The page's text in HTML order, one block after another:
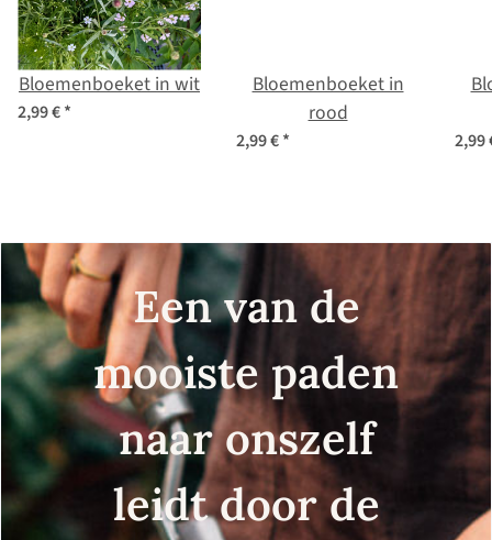
Bloemenboeket in wit
2,99 €*
Bloemenboeket in
rood
2,99 €* 2,99
Een van de
mooiste paden
naar onszelf
leidt door de